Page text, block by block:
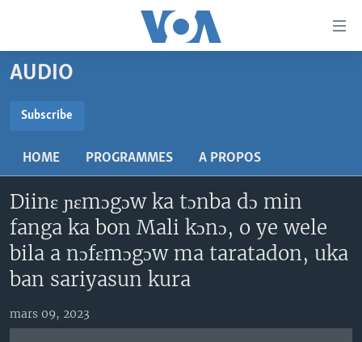
Menu
principal
navigation
principale
Retour
recherche
MALI KURA
RADIO
AN BA FO!
FARAFINA FOLI
Learning English
SUIVEZ-NOUS
AUDIO
Subscribe
S'abonner
HOME PROGRAMMES A PROPOS
Diinɛ ɲɛmɔgɔw ka tɔnba dɔ min
fanga ka bon Mali kɔnɔ, o ye wele
bila a nɔfɛmɔgɔw ma taratadon, uka
ban sariyasun kura
mars 09, 2023